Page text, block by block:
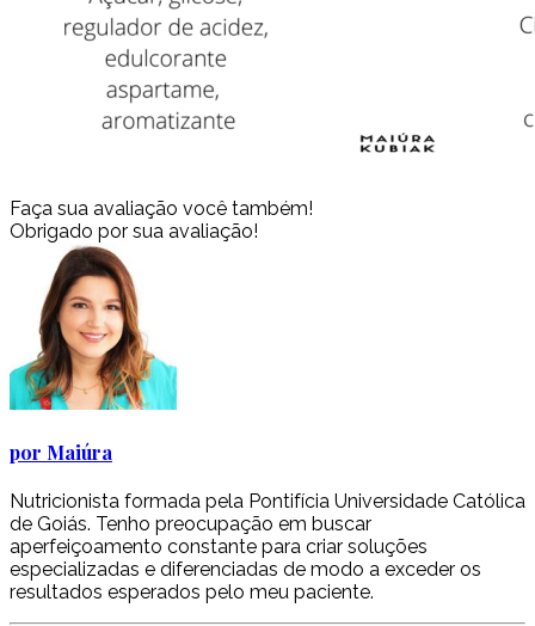
Faça sua avaliação você também!
Obrigado por sua avaliação!
por Maiúra
Nutricionista formada pela Pontifícia Universidade Católica
de Goiás. Tenho preocupação em buscar
aperfeiçoamento constante para criar soluções
especializadas e diferenciadas de modo a exceder os
resultados esperados pelo meu paciente.